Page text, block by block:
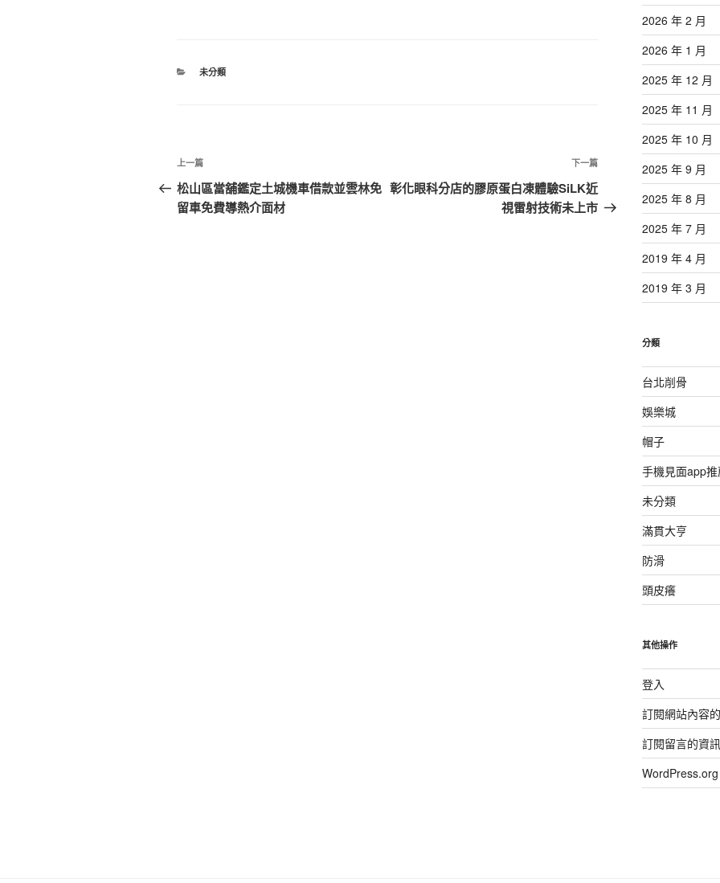
分
未分類
文
章
導
上
一
篇
上一篇
松山區當舖鑑定土城機車借款並雲林免
留車免費導熱介面材
下
一
篇
下一篇
彰化眼科分店的膠原蛋白凍體驗SiLK近
視雷射技術未上市
2026 年 2 月
2026 年 1 月
2025 年 12 月
2025 年 11 月
2025 年 10 月
2025 年 9 月
2025 年 8 月
2025 年 7 月
2019 年 4 月
2019 年 3 月
分類
台北削骨
娛樂城
帽子
手機見面app推
未分類
滿貫大亨
防滑
頭皮癢
其他操作
登入
訂閱網站內容
訂閱留言的資